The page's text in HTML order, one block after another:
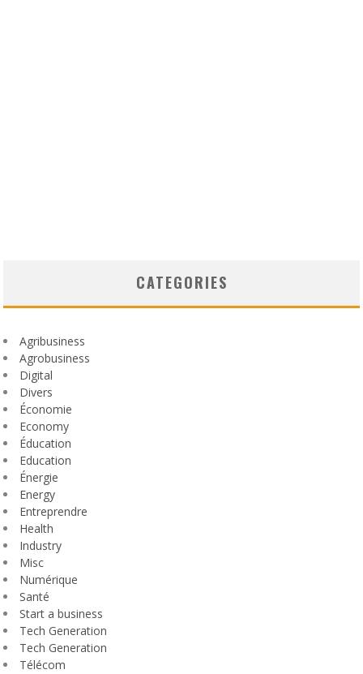
CATEGORIES
Agribusiness
Agrobusiness
Digital
Divers
Économie
Economy
Éducation
Education
Énergie
Energy
Entreprendre
Health
Industry
Misc
Numérique
Santé
Start a business
Tech Generation
Tech Generation
Télécom